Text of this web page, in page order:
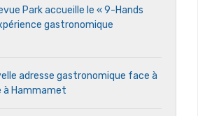
Park accueille le « 9-Hands
gastronomique
adresse gastronomique face à
à Hammamet